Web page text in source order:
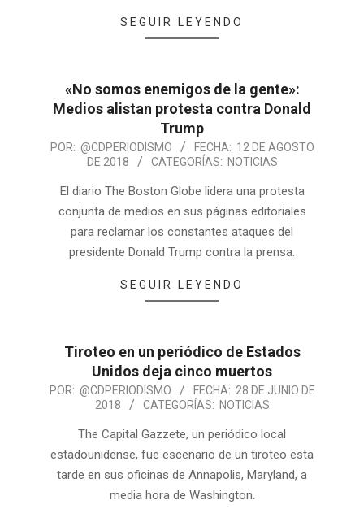
SEGUIR LEYENDO
«No somos enemigos de la gente»:
Medios alistan protesta contra Donald
Trump
POR: @CDPERIODISMO FECHA: 12 DE AGOSTO
DE 2018
CATEGORÍAS: NOTICIAS
El diario The Boston Globe lidera una protesta
conjunta de medios en sus páginas editoriales
para reclamar los constantes ataques del
presidente Donald Trump contra la prensa.
SEGUIR LEYENDO
Tiroteo en un periódico de Estados
Unidos deja cinco muertos
POR: @CDPERIODISMO FECHA: 28 DE JUNIO DE
2018
CATEGORÍAS: NOTICIAS
The Capital Gazzete, un periódico local
estadounidense, fue escenario de un tiroteo esta
tarde en sus oficinas de Annapolis, Maryland, a
media hora de Washington.